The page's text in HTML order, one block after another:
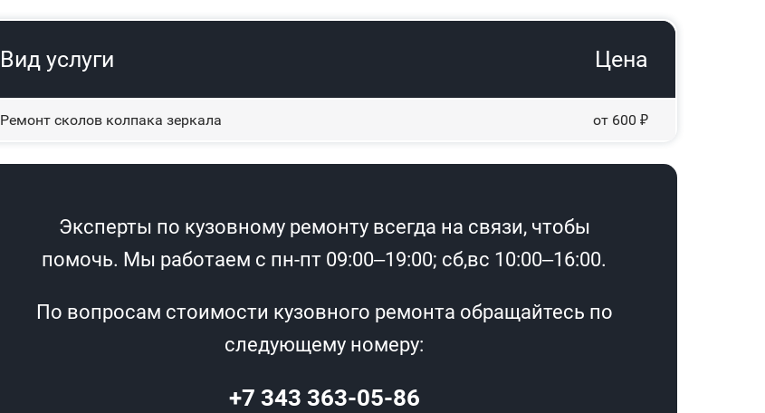
Вид услуги Цена
Ремонт сколов колпака зеркала от 600 ₽
Эксперты по кузовному ремонту всегда на связи, чтобы
помочь. Мы работаем с пн-пт 09:00–19:00; сб,вс 10:00–16:00.
По вопросам стоимости кузовного ремонта обращайтесь по
следующему номеру:
+7 343 363-05-86